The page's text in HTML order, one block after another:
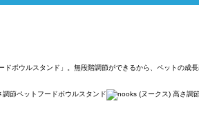
ウルスタンド」。無段階調節ができるから、ペットの成